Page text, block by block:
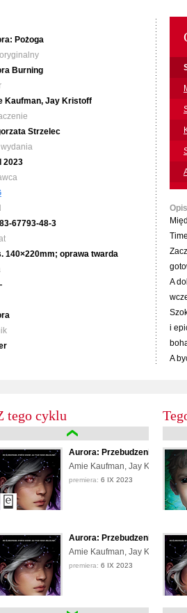
Pożoga
oryginalny
Burning
Kaufman, Jay Kristoff
Strzelec
2023
67793-48-3
140×220mm; oprawa twarda
A
i
A
tego cyklu
Aurora: Przebudzenie
Amie Kaufman, Jay Kristoff
premiera: 6 IX 2023
Aurora: Przebudzenie
Amie Kaufman, Jay Kristoff
premiera: 6 IX 2023